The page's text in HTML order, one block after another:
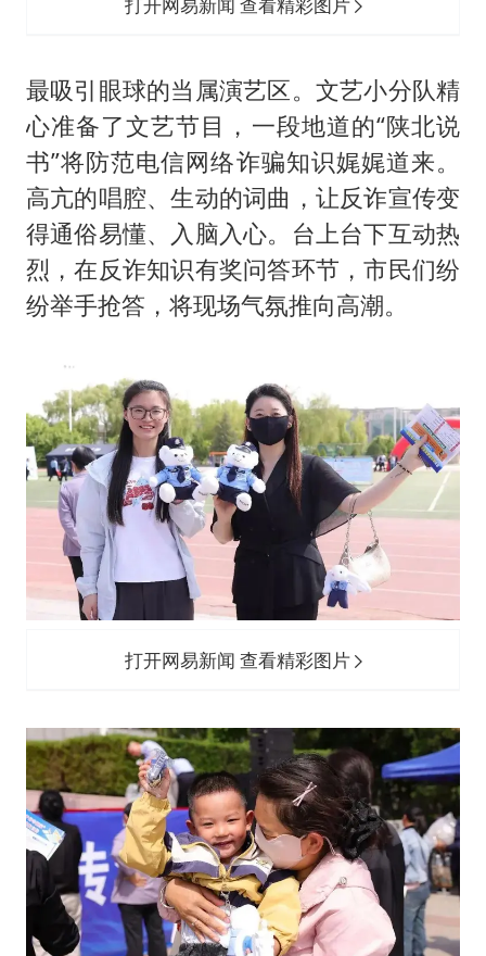
最吸引眼球的当属演艺区。文艺小分队精
心准备了文艺节目，一段地道的“陕北说
书”将防范电信网络诈骗知识娓娓道来。
高亢的唱腔、生动的词曲，让反诈宣传变
得通俗易懂、入脑入心。台上台下互动热
烈，在反诈知识有奖问答环节，市民们纷
纷举手抢答，将现场气氛推向高潮。
打开网易新闻 查看精彩图片